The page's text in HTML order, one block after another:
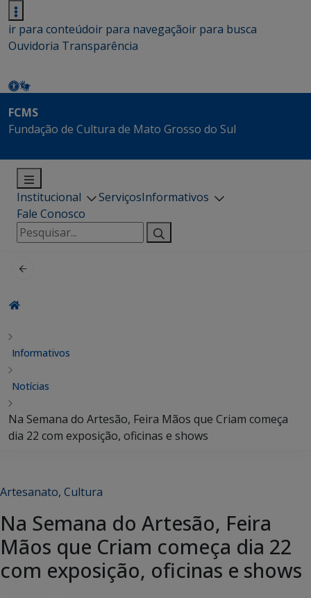
ir para conteúdoir para navegaçãoir para busca
Ouvidoria Transparência
FCMS
Fundação de Cultura de Mato Grosso do Sul
Institucional ServiçosInformativos
Fale Conosco
Pesquisar
por:
Informativos
Notícias
Na Semana do Artesão, Feira Mãos que Criam começa
dia 22 com exposição, oficinas e shows
Artesanato, Cultura
Na Semana do Artesão, Feira
Mãos que Criam começa dia 22
com exposição, oficinas e shows